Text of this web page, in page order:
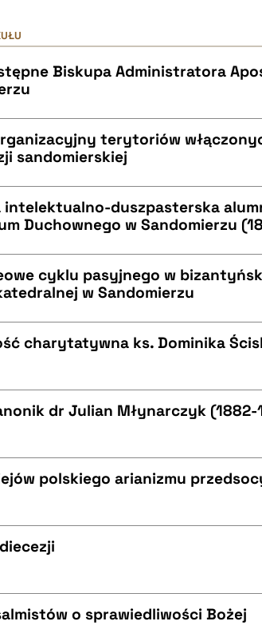
Biskupa Administratora
terytoriów
sandomierskiej
BIBTEX
intelektualno-duszpasterska
Duchownego w Sandomierzu
BIBTEX
cyklu pasyjnego w
w Sandomierzu
charytatywna ks. Dominika
BIBTEX
dr Julian Młynarczyk (1882-
BIBTEX
polskiego arianizmu
o sprawiedliwości Bożej